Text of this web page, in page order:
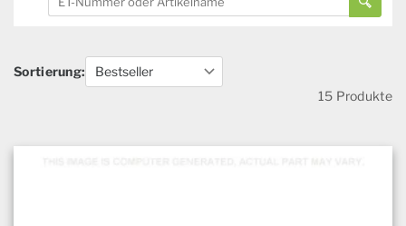
Sortierung:
15 Produkte